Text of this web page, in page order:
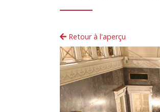
Retour à l'aperçu